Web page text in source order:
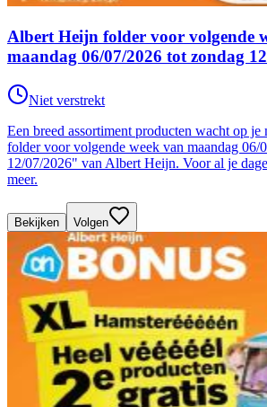
Albert Heijn folder voor volgende
maandag 06/07/2026 tot zondag
Niet verstrekt
Een breed assortiment producten wacht op
folder voor volgende week van maandag 06/
12/07/2026" van Albert Heijn. Voor al je
meer.
Bekijken Volgen